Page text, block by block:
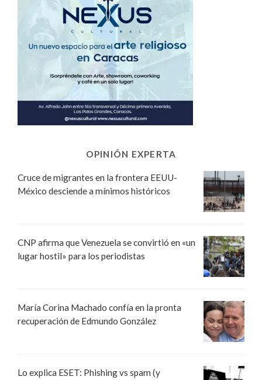
OPINIÓN EXPERTA
Cruce de migrantes en la frontera EEUU-
México desciende a mínimos históricos
CNP afirma que Venezuela se convirtió en «un
lugar hostil» para los periodistas
María Corina Machado confía en la pronta
recuperación de Edmundo González
Lo explica ESET: Phishing vs spam (y